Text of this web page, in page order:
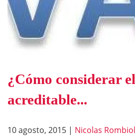
¿Cómo considerar
acreditable...
10 agosto, 2015 | Nicolas